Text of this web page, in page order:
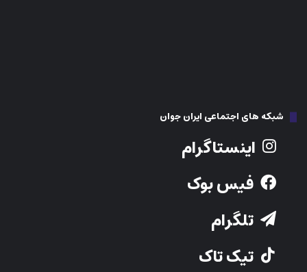
توییتر
نوشته‌های تازه
فاصله‌ای که از ۵ سالگی شروع می‌شود؛ راز پنهان موفقیت یا شکست در
ریاضی